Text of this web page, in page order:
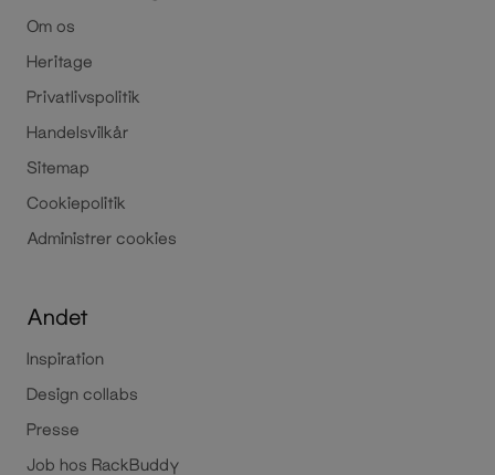
Om os
Heritage
Privatlivspolitik
Handelsvilkår
Sitemap
Cookiepolitik
Administrer cookies
Andet
Inspiration
Design collabs
Presse
Job hos RackBuddy